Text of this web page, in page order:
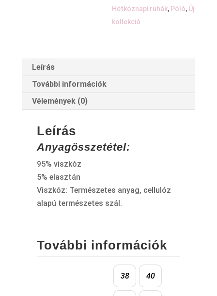
Hétköznapi ruhák, Póló, Új
kollekció
Leírás
További információk
Vélemények (0)
Leírás
Anyagösszetétel:
95% viszkóz
5% elasztán
Viszkóz: Természetes anyag, cellulóz
alapú természetes szál.
További információk
38 40